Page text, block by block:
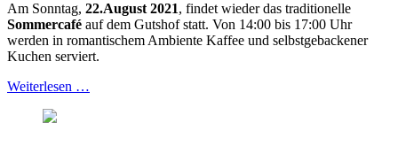
Am Sonntag, 22.August 2021, findet wieder das traditionelle
Sommercafé auf dem Gutshof statt. Von 14:00 bis 17:00 Uhr
werden in romantischem Ambiente Kaffee und selbstgebackener
Kuchen serviert.
Weiterlesen …